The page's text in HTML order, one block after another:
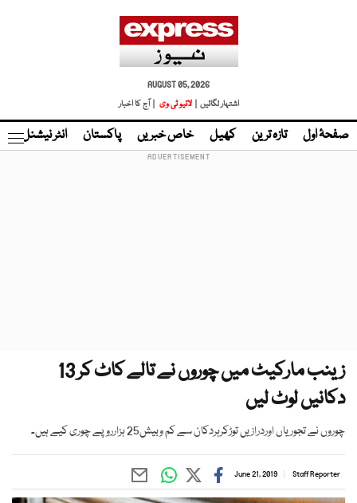
AUGUST 05, 2026
اشتہار لگائیں |
لائیو ٹی وی | آج کا اخبار
صفحۂ اول تازہ ترین کھیل خاص خبریں پاکستان انٹر نیشنل
زینب مارکیٹ میں چوروں نے تالے کاٹ کر 13
دکانیں لوٹ لیں
چوروں نے تجوریاں اوردرازیں توڑکرہردکان سے کم وبیش25 ہزارروپے چوری کیے ہیں۔
Staff Reporter
June 21, 2019